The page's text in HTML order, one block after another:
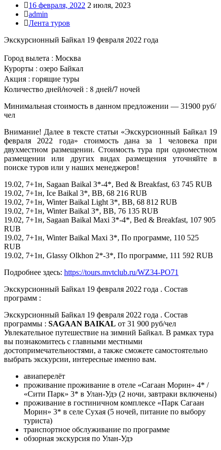
16 февраля, 2022 2 июля, 2023
admin
Лента туров
Экскурсионный Байкал 19 февраля 2022 года
Город вылета : Москва
Курорты : озеро Байкал
Акция : горящие туры
Количество дней/ночей : 8 дней/7 ночей
Минимальная стоимость в данном предложении — 31900 руб/
чел
Внимание! Далее в тексте статьи «Экскурсионный Байкал 19
февраля 2022 года» стоимость дана за 1 человека при
двухместном размещении. Стоимость тура при одноместном
размещении или других видах размещения уточняйте в
поиске туров или у наших менеджеров!
19.02, 7+1н, Sagaan Baikal 3*-4*, Bed & Breakfast, 63 745 RUB
19.02, 7+1н, Ice Baikal 3*, BB, 68 216 RUB
19.02, 7+1н, Winter Baikal Light 3*, BB, 68 812 RUB
19.02, 7+1н, Winter Baikal 3*, BB, 76 135 RUB
19.02, 7+1н, Sagaan Baikal Maxi 3*-4*, Bed & Breakfast, 107 905
RUB
19.02, 7+1н, Winter Baikal Maxi 3*, По программе, 110 525
RUB
19.02, 7+1н, Glassy Olkhon 2*-3*, По программе, 111 592 RUB
Подробнее здесь: https://tours.mvtclub.ru/WZ34-PO71
Экскурсионный Байкал 19 февраля 2022 года . Состав
программ :
Экскурсионный Байкал 19 февраля 2022 года . Состав
программы : SAGAAN BAIKAL от 31 900 руб/чел
Увлекательное путешествие на зимний Байкал. В рамках тура
вы познакомитесь с главными местными
достопримечательностями, а также сможете самостоятельно
выбрать экскурсии, интересные именно вам.
авиаперелёт
проживание проживание в отеле «Сагаан Морин» 4* /
«Сити Парк» 3* в Улан-Удэ (2 ночи, завтраки включены)
проживание в гостиничном комплексе «Парк Сагаан
Морин» 3* в селе Сухая (5 ночей, питание по выбору
туриста)
транспортное обслуживание по программе
обзорная экскурсия по Улан-Удэ